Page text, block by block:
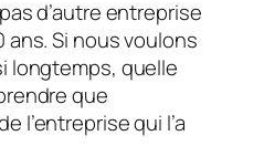
d’autre entreprise
Si nous voulons
longtemps, quelle
que
l’entreprise qui l’a